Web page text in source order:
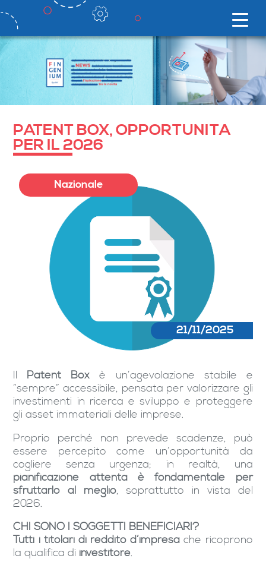
PATENT BOX, OPPORTUNITÀ
PER IL 2026
Nazionale
21/11/2025
Il Patent Box è un’agevolazione stabile e
“sempre” accessibile, pensata per valorizzare gli
investimenti in ricerca e sviluppo e proteggere
gli asset immateriali delle imprese.
Proprio perché non prevede scadenze, può
essere percepito come un’opportunità da
cogliere senza urgenza; in realtà, una
pianificazione attenta è fondamentale per
sfruttarlo al meglio, soprattutto in vista del
2026.
CHI SONO I SOGGETTI BENEFICIARI?
Tutti i titolari di reddito d’impresache ricoprono
la qualifica di investitore.